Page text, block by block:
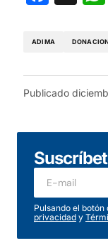
ADIMA
Publicado
Pulsando el
privacidad y